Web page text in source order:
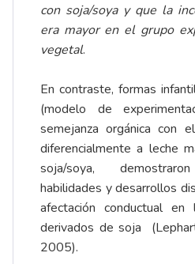
con soja/soya y que la
era mayor en el grupo
vegetal.
En contraste, formas
(modelo de
semejanza orgánica con
diferencialmente a leche
soja/soya,
habilidades y desarrollos
afectación conductual
derivados de soja
2005).